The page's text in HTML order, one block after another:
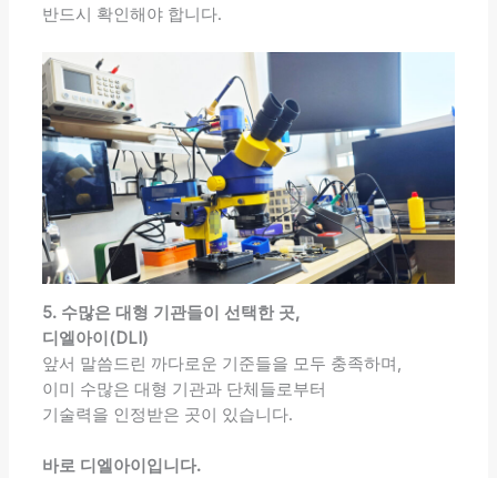
반드시 확인해야 합니다.
5. 수많은 대형 기관들이 선택한 곳,
디엘아이(DLI)
앞서 말씀드린 까다로운 기준들을 모두 충족하며,
이미 수많은 대형 기관과 단체들로부터
기술력을 인정받은 곳이 있습니다.
바로 디엘아이입니다.